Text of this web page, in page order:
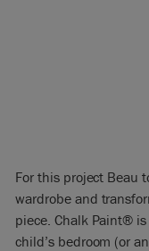
For this project Beau
wardrobe and
piece. Chalk Paint®
child’s bedroom (or an